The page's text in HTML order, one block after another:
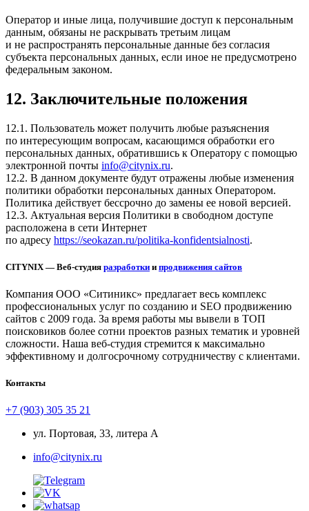
Оператор и иные лица, получившие доступ к персональным
данным, обязаны не раскрывать третьим лицам
и не распространять персональные данные без согласия
субъекта персональных данных, если иное не предусмотрено
федеральным законом.
12. Заключительные положения
12.1. Пользователь может получить любые разъяснения
по интересующим вопросам, касающимся обработки его
персональных данных, обратившись к Оператору с помощью
электронной почты info@citynix.ru.
12.2. В данном документе будут отражены любые изменения
политики обработки персональных данных Оператором.
Политика действует бессрочно до замены ее новой версией.
12.3. Актуальная версия Политики в свободном доступе
расположена в сети Интернет
по адресу https://seokazan.ru/politika-konfidentsialnosti.
CITYNIX — Веб-студия разработки и продвижения сайтов
Компания ООО «Ситиникс» предлагает весь комплекс
профессиональных услуг по созданию и SEO продвижению
сайтов с 2009 года. За время работы мы вывели в ТОП
поисковиков более сотни проектов разных тематик и уровней
сложности. Наша веб-студия стремится к максимально
эффективному и долгосрочному сотрудничеству с клиентами.
Контакты
+7 (903) 305 35 21
ул. Портовая, 33, литера А
info@citynix.ru